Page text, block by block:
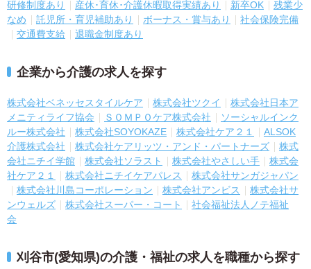
研修制度あり
産休･育休･介護休暇取得実績あり 新卒OK
残業少
なめ
託児所・育児補助あり ボーナス・賞与あり
社会保険完備
交通費支給
退職金制度あり
企業から介護の求人を探す
株式会社ベネッセスタイルケア 株式会社ツクイ
株式会社日本ア
メニティライフ協会
ＳＯＭＰＯケア株式会社
ソーシャルインク
ルー株式会社
株式会社SOYOKAZE 株式会社ケア２１
ALSOK
介護株式会社
株式会社ケアリッツ・アンド・パートナーズ
株式
会社ニチイ学館
株式会社ソラスト 株式会社やさしい手
株式会
社ケア２１
株式会社ニチイケアパレス
株式会社サンガジャパン
株式会社川島コーポレーション
株式会社アンビス
株式会社サ
ンウェルズ
株式会社スーパー・コート
社会福祉法人ノテ福祉
会
刈谷市(愛知県)の介護・福祉の求人を職種から探す